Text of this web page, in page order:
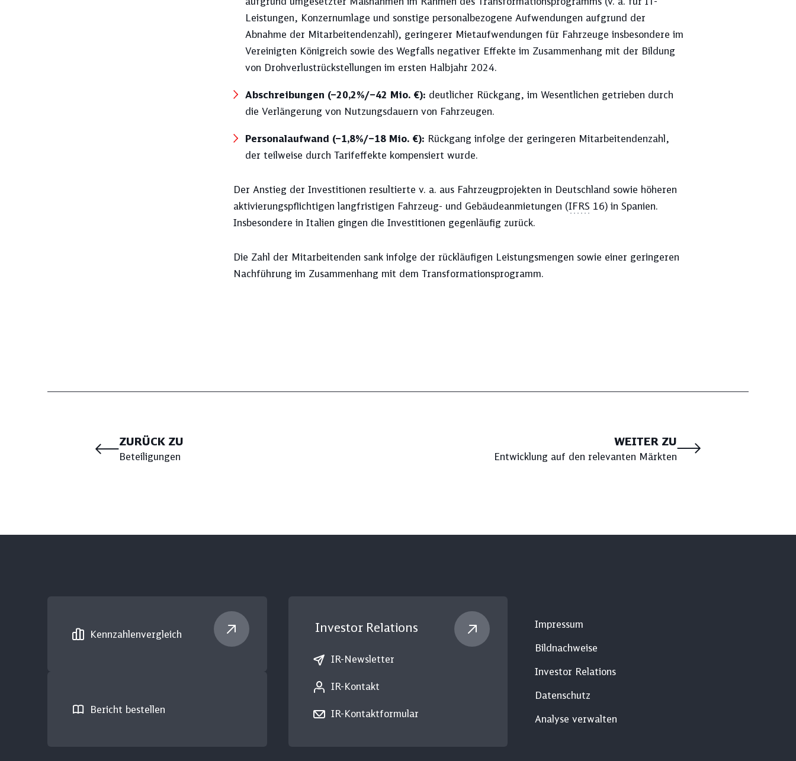
Leistungen, Konzernumlage und sonstige personalbezogene Aufwendungen aufgrund der
Abnahme der Mitarbeitendenzahl), geringerer Mietaufwendungen für Fahrzeuge insbesondere im
Vereinigten Königreich sowie des Wegfalls negativer Effekte im Zusammenhang mit der Bildung
von Drohverlustrückstellungen im ersten Halbjahr 2024.
Abschreibungen (–20,2%/–42 Mio. €): deutlicher Rückgang, im Wesentlichen getrieben durch
die Verlängerung von Nutzungsdauern von Fahrzeugen.
Personalaufwand (–1,8%/–18 Mio. €): Rückgang infolge der geringeren Mitar­beitendenzahl,
der teilweise durch Tarifeffekte kompensiert wurde.
Der Anstieg der Investitionen resultierte v. a. aus Fahrzeugprojekten in Deutschland sowie höheren
aktivierungspflichtigen langfristigen Fahrzeug- und Gebäudeanmietungen (IFRS 16) in Spanien.
Insbesondere in Italien gingen die Inves­titionen gegenläufig zurück.
Die Zahl der Mitarbeitenden sank infolge der rückläufigen Leistungsmengen sowie einer geringeren
Nachführung im Zusammenhang mit dem Transformationsprogramm.
ZURÜCK ZU
Beteiligungen
WEITER ZU
Entwicklung auf den relevanten Märkten
Kennzahlen­vergleich
Bericht bestellen
Investor Relations
IR-Newsletter
IR-Kontakt
IR-Kontaktformular
Impressum
Bildnachweise
Investor Relations
Datenschutz
Analyse verwalten